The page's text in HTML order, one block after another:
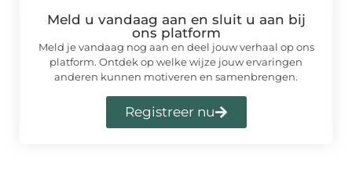
Meld u vandaag aan en sluit u aan bij
ons platform
Meld je vandaag nog aan en deel jouw verhaal op ons
platform. Ontdek op welke wijze jouw ervaringen
anderen kunnen motiveren en samenbrengen.
Registreer nu